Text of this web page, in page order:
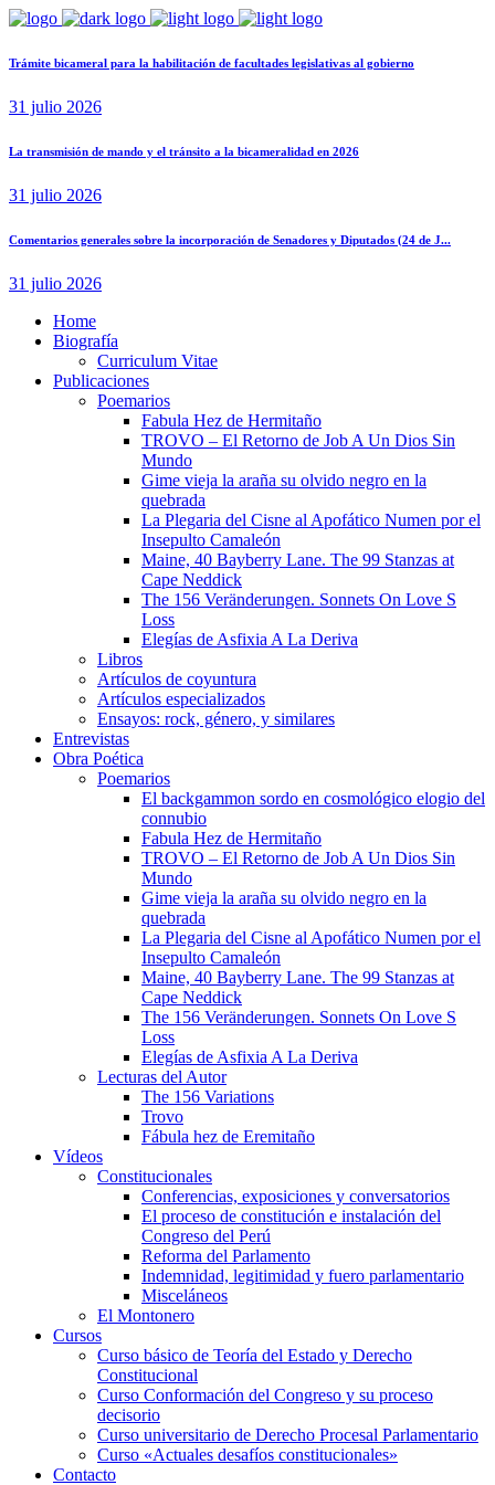
Trámite bicameral para la habilitación de facultades legislativas al gobierno
31 julio 2026
La transmisión de mando y el tránsito a la bicameralidad en 2026
31 julio 2026
Comentarios generales sobre la incorporación de Senadores y Diputados (24 de J...
31 julio 2026
Home
Biografía
Curriculum Vitae​
Publicaciones
Poemarios
Fabula Hez de Hermitaño
TROVO – El Retorno de Job A Un Dios Sin
Mundo
Gime vieja la araña su olvido negro en la
quebrada
La Plegaria del Cisne al Apofático Numen por el
Insepulto Camaleón
Maine, 40 Bayberry Lane. The 99 Stanzas at
Cape Neddick
The 156 Veränderungen. Sonnets On Love S
Loss
Elegías de Asfixia A La Deriva
Libros
Artículos de coyuntura
Artículos especializados
Ensayos: rock, género, y similares
Entrevistas
Obra Poética
Poemarios
El backgammon sordo en cosmológico elogio del
connubio
Fabula Hez de Hermitaño
TROVO – El Retorno de Job A Un Dios Sin
Mundo
Gime vieja la araña su olvido negro en la
quebrada
La Plegaria del Cisne al Apofático Numen por el
Insepulto Camaleón
Maine, 40 Bayberry Lane. The 99 Stanzas at
Cape Neddick
The 156 Veränderungen. Sonnets On Love S
Loss
Elegías de Asfixia A La Deriva
Lecturas del Autor
The 156 Variations
Trovo
Fábula hez de Eremitaño
Vídeos
Constitucionales
Conferencias, exposiciones y conversatorios
El proceso de constitución e instalación del
Congreso del Perú
Reforma del Parlamento
Indemnidad, legitimidad y fuero parlamentario
Misceláneos
El Montonero
Cursos
Curso básico de Teoría del Estado y Derecho
Constitucional
Curso Conformación del Congreso y su proceso
decisorio
Curso universitario de Derecho Procesal Parlamentario
Curso «Actuales desafíos constitucionales»
Contacto